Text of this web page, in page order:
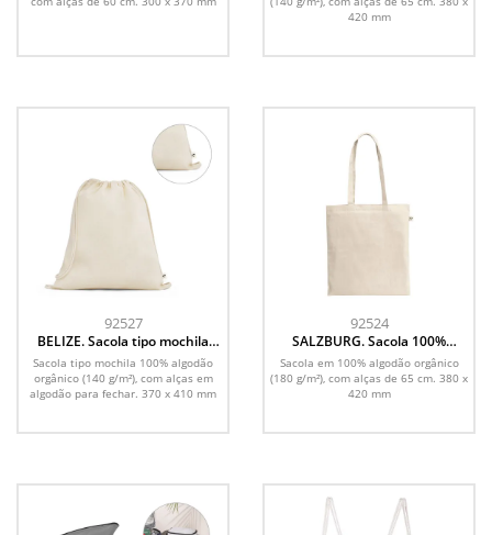
420 mm
92527
BELIZE. Sacola tipo mochila
100% algodão orgânico (140
g/m²)
Sacola tipo mochila 100% algodão
orgânico (140 g/m²), com alças em
algodão para fechar. 370 x 410 mm
92524
SALZBURG. Sacola 100%
algodão orgânico (180 g/m²)
Sacola em 100% algodão orgânico
(180 g/m²), com alças de 65 cm. 380 x
420 mm